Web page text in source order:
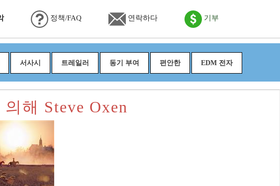
정책/FAQ 연락하다 기부
서사시 트레일러 동기 부여 편안한 EDM 전자
해 Steve Oxen